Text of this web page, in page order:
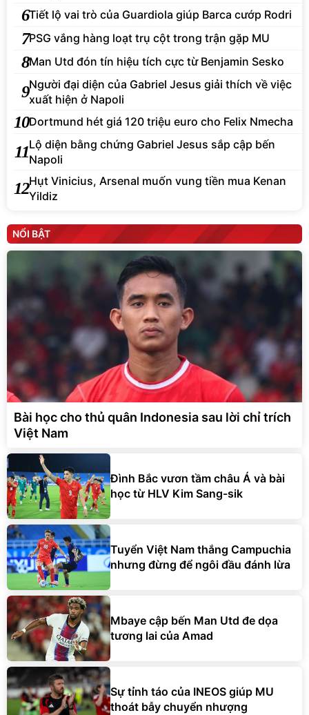
6Tiết lộ vai trò của Guardiola giúp Barca cướp Rodri
7PSG vắng hàng loạt trụ cột trong trận gặp MU
8Man Utd đón tín hiệu tích cực từ Benjamin Sesko
9Người đại diện của Gabriel Jesus giải thích về việc
xuất hiện ở Napoli
10Dortmund hét giá 120 triệu euro cho Felix Nmecha
11Lộ diện bằng chứng Gabriel Jesus sắp cập bến
Napoli
12Hụt Vinicius, Arsenal muốn vung tiền mua Kenan
Yildiz
NỔI BẬT
Bài học cho thủ quân Indonesia sau lời chỉ trích
Việt Nam
Đình Bắc vươn tầm châu Á và bài
học từ HLV Kim Sang-sik
Tuyển Việt Nam thắng Campuchia
nhưng đừng để ngôi đầu đánh lừa
Mbaye cập bến Man Utd đe dọa
tương lai của Amad
Sự tỉnh táo của INEOS giúp MU
thoát bẫy chuyển nhượng